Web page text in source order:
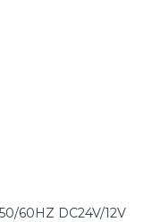
60HZ DC24V/12V